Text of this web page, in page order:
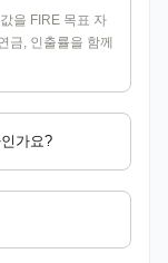
을 FIRE 목표 자
금, 인출률을 함께
가요?